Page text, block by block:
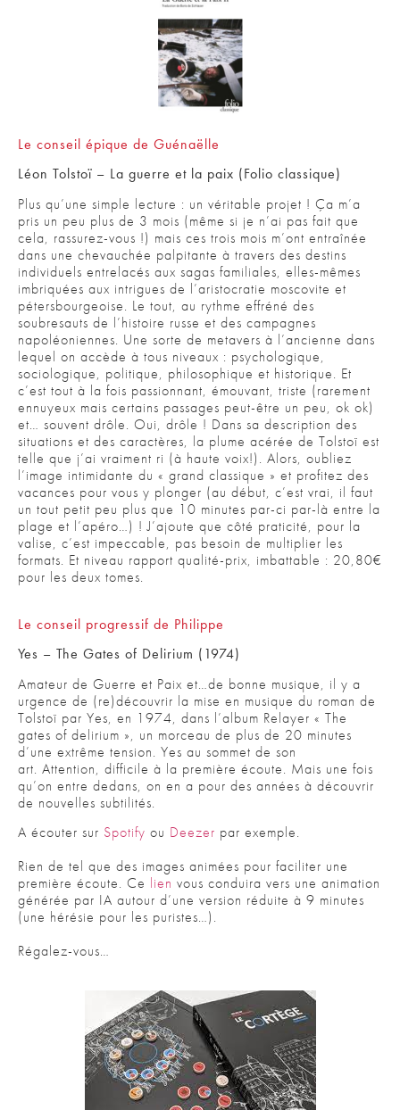
Le conseil épique de Guénaëlle
Léon Tolstoï – La guerre et la paix (Folio classique)
Plus qu’une simple lecture : un véritable projet ! Ça m’a
pris un peu plus de 3 mois (même si je n’ai pas fait que
cela, rassurez-vous !) mais ces trois mois m’ont entraînée
dans une chevauchée palpitante à travers des destins
individuels entrelacés aux sagas familiales, elles-mêmes
imbriquées aux intrigues de l’aristocratie moscovite et
pétersbourgeoise. Le tout, au rythme effréné des
soubresauts de l’histoire russe et des campagnes
napoléoniennes. Une sorte de metavers à l’ancienne dans
lequel on accède à tous niveaux : psychologique,
sociologique, politique, philosophique et historique. Et
c’est tout à la fois passionnant, émouvant, triste (rarement
ennuyeux mais certains passages peut-être un peu, ok ok)
et… souvent drôle. Oui, drôle ! Dans sa description des
situations et des caractères, la plume acérée de Tolstoï est
telle que j’ai vraiment ri (à haute voix!). Alors, oubliez
l’image intimidante du « grand classique » et profitez des
vacances pour vous y plonger (au début, c’est vrai, il faut
un tout petit peu plus que 10 minutes par-ci par-là entre la
plage et l’apéro…) ! J’ajoute que côté praticité, pour la
valise, c’est impeccable, pas besoin de multiplier les
formats. Et niveau rapport qualité-prix, imbattable : 20,80€
pour les deux tomes.
Le conseil progressif de Philippe
Yes – The Gates of Delirium (1974)
Amateur de Guerre et Paix et…de bonne musique, il y a
urgence de (re)découvrir la mise en musique du roman de
Tolstoï par Yes, en 1974, dans l’album Relayer « The
gates of delirium », un morceau de plus de 20 minutes
d’une extrême tension. Yes au sommet de son
art. Attention, difficile à la première écoute. Mais une fois
qu’on entre dedans, on en a pour des années à découvrir
de nouvelles subtilités.
A écouter sur Spotify ou Deezer par exemple.
Rien de tel que des images animées pour faciliter une
première écoute. Ce lien vous conduira vers une animation
générée par IA autour d’une version réduite à 9 minutes
(une hérésie pour les puristes…).
Régalez-vous…